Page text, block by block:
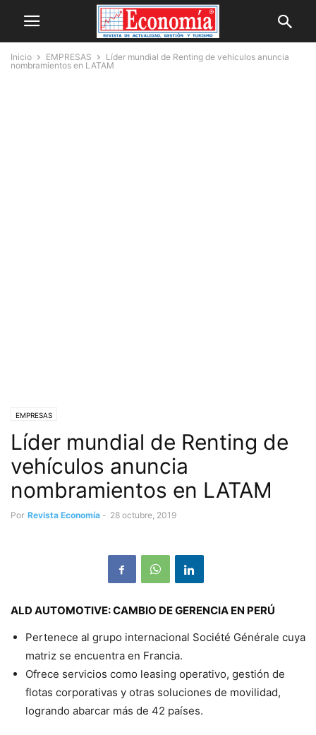
Inicio EMPRESAS
Líder mundial de Renting de vehículos anuncia
nombramientos en LATAM
EMPRESAS
Líder mundial de Renting de
vehículos anuncia
nombramientos en LATAM
Por Revista Economía - 28 octubre, 2019
ALD AUTOMOTIVE: CAMBIO DE GERENCIA EN PERÚ
Pertenece al grupo internacional Société Générale cuya
matriz se encuentra en Francia.
Ofrece servicios como leasing operativo, gestión de
flotas corporativas y otras soluciones de movilidad,
logrando abarcar más de 42 países.